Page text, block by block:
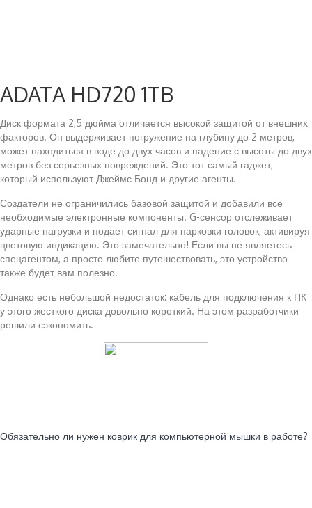
ADATA HD720 1TB
Диск формата 2,5 дюйма отличается высокой защитой от внешних
факторов. Он выдерживает погружение на глубину до 2 метров,
может находиться в воде до двух часов и падение с высоты до двух
метров без серьезных повреждений. Это тот самый гаджет,
который используют Джеймс Бонд и другие агенты.
Создатели не ограничились базовой защитой и добавили все
необходимые электронные компоненты. G-сенсор отслеживает
ударные нагрузки и подает сигнал для парковки головок, активируя
цветовую индикацию. Это замечательно! Если вы не являетесь
спецагентом, а просто любите путешествовать, это устройство
также будет вам полезно.
Однако есть небольшой недостаток: кабель для подключения к ПК
у этого жесткого диска довольно короткий. На этом разработчики
решили сэкономить.
Обязательно ли нужен коврик для компьютерной мышки в работе?